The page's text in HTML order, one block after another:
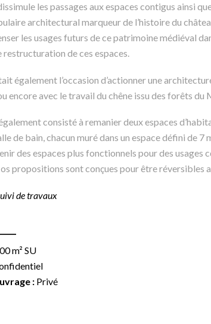
les passages aux espaces contigus ainsi
architectural marqueur de l’histoire du
les usages futurs de ce patrimoine médiéval
restructuration de ces espaces.
également l’occasion d’actionner une
encore avec le travail du chêne issu des forêts
consisté à remanier deux espaces
de bain, chacun muré dans un espace défini de
des espaces plus fonctionnels pour des
propositions sont conçues pour être réversibles
de travaux
m² SU
: Privé